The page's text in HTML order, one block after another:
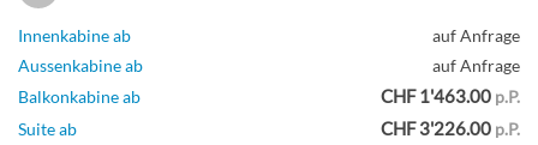
Innenkabine ab
auf Anfrage
Aussenkabine ab
auf Anfrage
Balkonkabine ab
CHF 1'463.00 p.P.
Suite ab
CHF 3'226.00 p.P.